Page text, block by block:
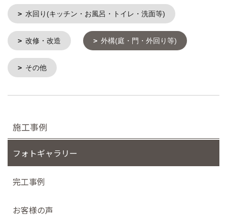
水回り(キッチン・お風呂・トイレ・洗面等)
改修・改造 外構(庭・門・外回り等)
その他
施工事例
フォトギャラリー
完工事例
お客様の声